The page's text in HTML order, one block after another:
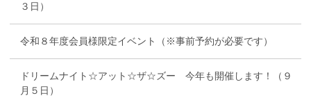
３日）
令和８年度会員様限定イベント（※事前予約が必要です）
ドリームナイト☆アット☆ザ☆ズー 今年も開催します！（９
月５日）